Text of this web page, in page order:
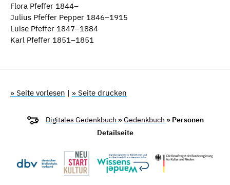
Flora Pfeffer 1844–
Julius Pfeffer Pepper 1846–1915
Luise Pfeffer 1847–1884
Karl Pfeffer 1851–1851
» Seite vorlesen | » Seite drucken
Digitales Gedenkbuch »Gedenkbuch » Personen
Detailseite